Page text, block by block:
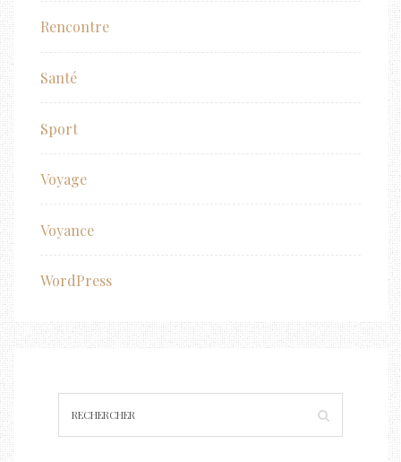
Rencontre
Santé
Sport
Voyage
Voyance
WordPress